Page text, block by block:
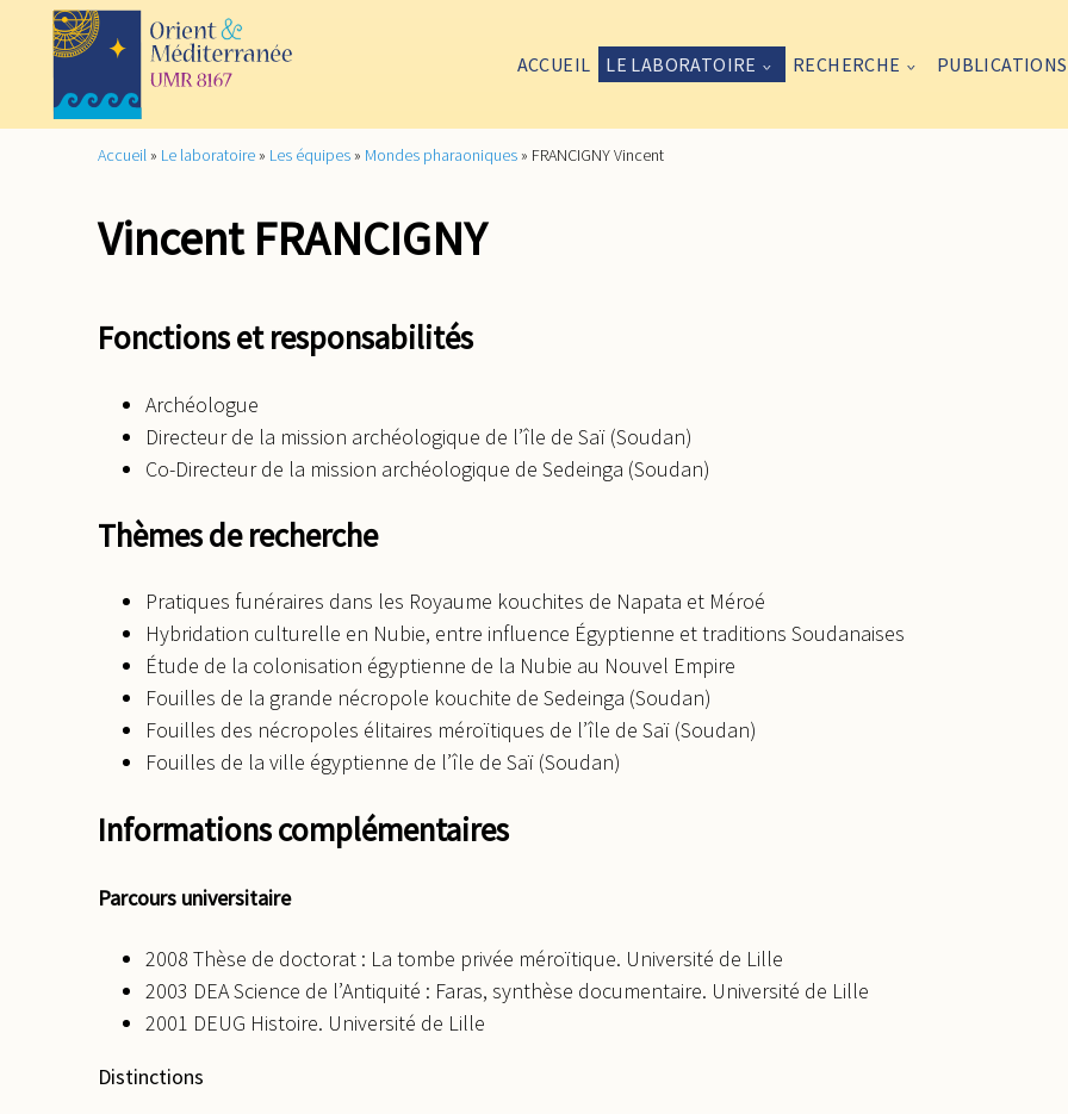
ACCUEIL LE LABORATOIRE RECHERCHE PUBLICATIONS
Accueil » Le laboratoire » Les équipes » Mondes pharaoniques » FRANCIGNY Vincent
Vincent FRANCIGNY
Fonctions et responsabilités
Archéologue
Directeur de la mission archéologique de l’île de Saï (Soudan)
Co-Directeur de la mission archéologique de Sedeinga (Soudan)
Thèmes de recherche
Pratiques funéraires dans les Royaume kouchites de Napata et Méroé
Hybridation culturelle en Nubie, entre influence Égyptienne et traditions Soudanaises
Étude de la colonisation égyptienne de la Nubie au Nouvel Empire
Fouilles de la grande nécropole kouchite de Sedeinga (Soudan)
Fouilles des nécropoles élitaires méroïtiques de l’île de Saï (Soudan)
Fouilles de la ville égyptienne de l’île de Saï (Soudan)
Informations complémentaires
Parcours universitaire
2008 Thèse de doctorat : La tombe privée méroïtique. Université de Lille
2003 DEA Science de l’Antiquité : Faras, synthèse documentaire. Université de Lille
2001 DEUG Histoire. Université de Lille
Distinctions